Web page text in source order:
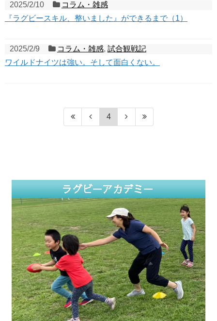
2025/2/10
コラム・雑感
『ラグビースキル、整いました』ができるまで（1）
2025/2/9 コラム・雑感, 試合観戦記
ワイルドナイツは強い。そして面白くない。
4